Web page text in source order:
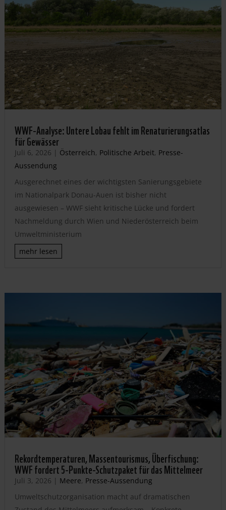
WWF-Analyse: Untere Lobau fehlt im Renaturierungsatlas
für Gewässer
Juli 6, 2026 | Österreich, Politische Arbeit, Presse-
Aussendung
Ausgerechnet eines der wichtigsten Sanierungsgebiete
im Nationalpark Donau-Auen ist bisher nicht
ausgewiesen – WWF sieht kritische Lücke und fordert
Nachmeldung durch Wien und Niederösterreich beim
Umweltministerium
mehr lesen
Rekordtemperaturen, Massentourismus, Überfischung:
WWF fordert 5-Punkte-Schutzpaket für das Mittelmeer
Juli 3, 2026 | Meere, Presse-Aussendung
Umweltschutzorganisation macht auf dramatischen